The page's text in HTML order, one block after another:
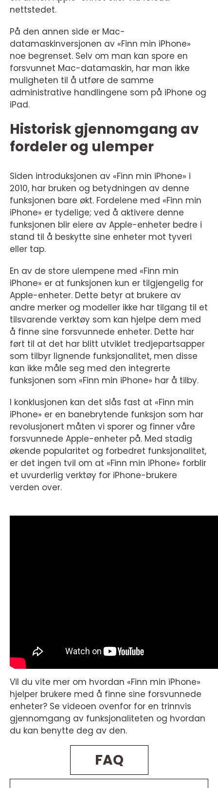
nettstedet.
På den annen side er Mac-
datamaskinversjonen av «Finn min iPhone»
noe begrenset. Selv om man kan spore en
forsvunnet Mac-datamaskin, har man ikke
muligheten til å utføre de samme
administrative handlingene som på iPhone og
iPad.
Historisk gjennomgang av
fordeler og ulemper
Siden introduksjonen av «Finn min iPhone» i
2010, har bruken og betydningen av denne
funksjonen bare økt. Fordelene med «Finn min
iPhone» er tydelige; ved å aktivere denne
funksjonen blir eiere av Apple-enheter bedre i
stand til å beskytte sine enheter mot tyveri
eller tap.
En av de store ulempene med «Finn min
iPhone» er at funksjonen kun er tilgjengelig for
Apple-enheter. Dette betyr at brukere av
andre merker og modeller ikke har tilgang til et
tilsvarende verktøy som kan hjelpe dem med
å finne sine forsvunnede enheter. Dette har
ført til at det har blitt utviklet tredjepartsapper
som tilbyr lignende funksjonalitet, men disse
kan ikke måle seg med den integrerte
funksjonen som «Finn min iPhone» har å tilby.
I konklusjonen kan det slås fast at «Finn min
iPhone» er en banebrytende funksjon som har
revolusjonert måten vi sporer og finner våre
forsvunnede Apple-enheter på. Med stadig
økende popularitet og forbedret funksjonalitet,
er det ingen tvil om at «Finn min iPhone» forblir
et uvurderlig verktøy for iPhone-brukere
verden over.
Vil du vite mer om hvordan «Finn min iPhone»
hjelper brukere med å finne sine forsvunnede
enheter? Se videoen ovenfor for en trinnvis
gjennomgang av funksjonaliteten og hvordan
du kan benytte deg av den.
FAQ